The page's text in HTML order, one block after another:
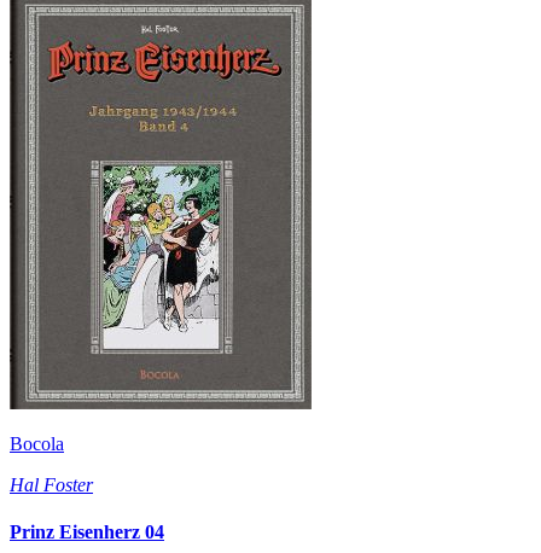
Bocola
Hal Foster
Prinz Eisenherz 04